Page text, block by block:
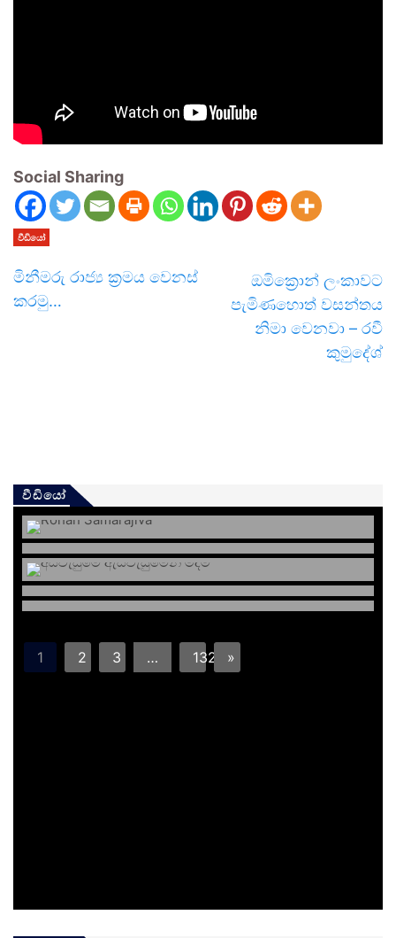
Social Sharing
වීඩියෝ
මිනීමරු රාජ්‍ය ක්‍රමය වෙනස්
කරමු…
ඔමික්‍රොන් ලංකාවට
පැමිණහොත් වසන්තය
නිමා වෙනවා – රවී
කුමුදේශ්
වීඩියෝ
1 2 3 … 132 »